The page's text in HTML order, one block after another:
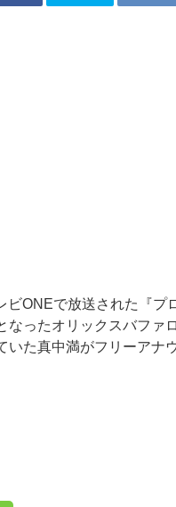
ビONEで放送された『プ
なったオリックスバファ
いた真中満がフリーアナ